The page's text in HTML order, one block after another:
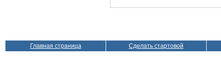
Главная страница Сделать стартовой